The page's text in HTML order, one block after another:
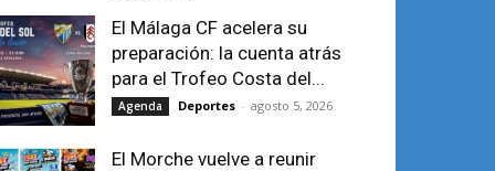
El Málaga CF acelera su
preparación: la cuenta atrás
para el Trofeo Costa del...
Agenda Deportes - agosto 5, 2026
El Morche vuelve a reunir